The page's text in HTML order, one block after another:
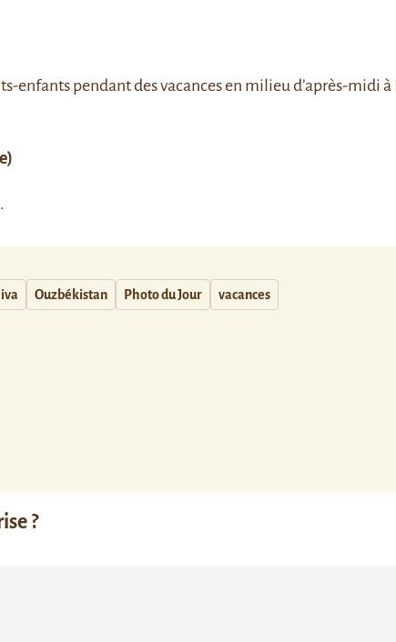
enfants pendant des vacances en milieu d’après-midi à
.
Ouzbékistan Photo du Jour vacances
?